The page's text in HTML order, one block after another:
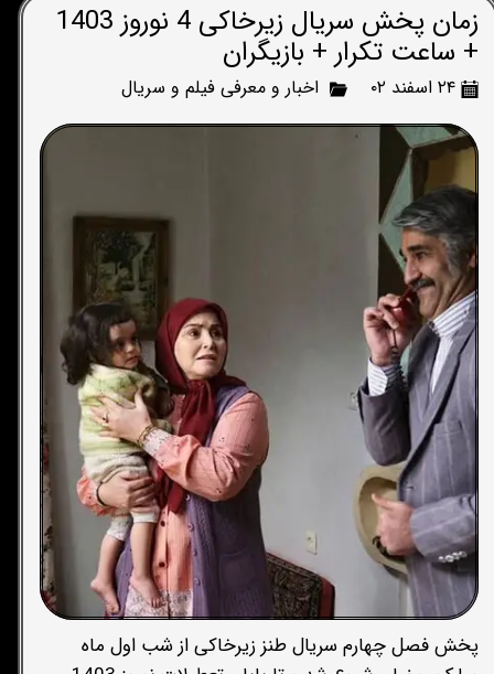
زمان پخش سریال زیرخاکی 4 نوروز 1403
+ ساعت تکرار + بازیگران
۲۴ اسفند ۰۲ اخبار و معرفی فیلم و سریال
پخش فصل چهارم سریال طنز زیرخاکی از شب اول ماه